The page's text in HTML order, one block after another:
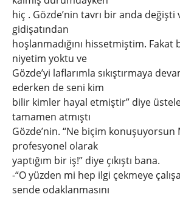
hiç . Gözde’nin tavrı bir anda
gidişatından
hoşlanmadığını hissetmiştim.
niyetim yoktu ve
Gözde’yi laflarımla sıkıştırmaya
ederken de seni kim
bilir kimler hayal etmiştir” diye
tamamen atmıştı
Gözde’nin. “Ne biçim
profesyonel olarak
yaptığım bir iş!” diye çıkıştı bana.
-“O yüzden mi hep ilgi çekmeye
sende odaklanmasını